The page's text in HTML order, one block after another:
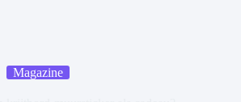
Magazine